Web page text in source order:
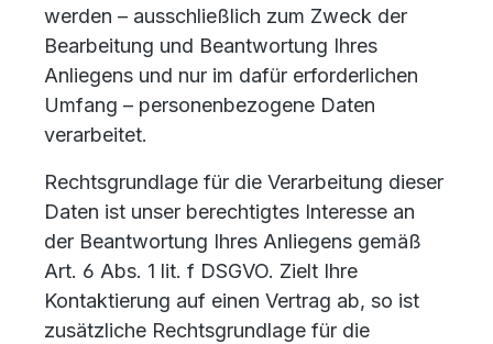
werden – ausschließlich zum Zweck der
Bearbeitung und Beantwortung Ihres
Anliegens und nur im dafür erforderlichen
Umfang – personenbezogene Daten
verarbeitet.
Rechtsgrundlage für die Verarbeitung dieser
Daten ist unser berechtigtes Interesse an
der Beantwortung Ihres Anliegens gemäß
Art. 6 Abs. 1 lit. f DSGVO. Zielt Ihre
Kontaktierung auf einen Vertrag ab, so ist
zusätzliche Rechtsgrundlage für die